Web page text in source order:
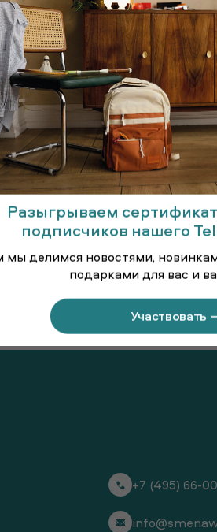
Покупают вместе с
Брюки для
+7 (495) 66-
Разыгрываем
подписчиков нашего
мы делимся новостями,
подарками для вас и
Участвовать